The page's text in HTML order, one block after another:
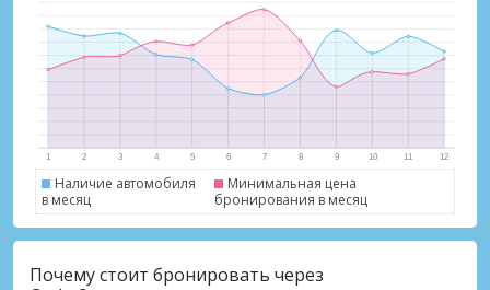
Наличие автомобиля
в месяц
Минимальная цена
бронирования в месяц
Почему стоит бронировать через